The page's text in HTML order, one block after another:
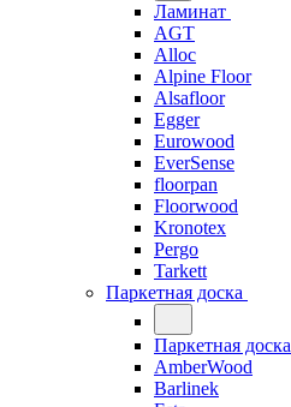
Ламинат
AGT
Alloc
Alpine Floor
Alsafloor
Egger
Eurowood
EverSense
floorpan
Floorwood
Kronotex
Pergo
Tarkett
Паркетная доска
Паркетная доска
AmberWood
Barlinek